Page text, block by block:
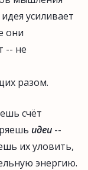
усиливает
они
-- не
разом.
счёт
идеи --
их уловить,
энергию.